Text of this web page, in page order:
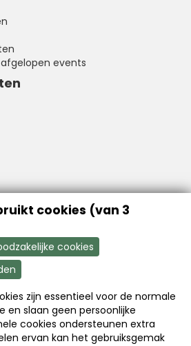
events
of Better Finance
Word nu lid
cookies (van 3
cookies
zijn essentieel voor de normale
en slaan geen persoonlijke
cookies ondersteunen extra
ervan kan het gebruiksgemak